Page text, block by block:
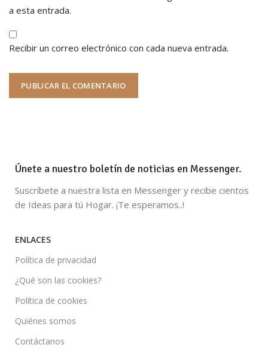
a esta entrada.
Recibir un correo electrónico con cada nueva entrada.
Únete a nuestro boletín de noticias en Messenger.
Suscríbete a nuestra lista en Messenger y recibe cientos
de Ideas para tú Hogar. ¡Te esperamos..!
ENLACES
Política de privacidad
¿Qué son las cookies?
Política de cookies
Quiénes somos
Contáctanos